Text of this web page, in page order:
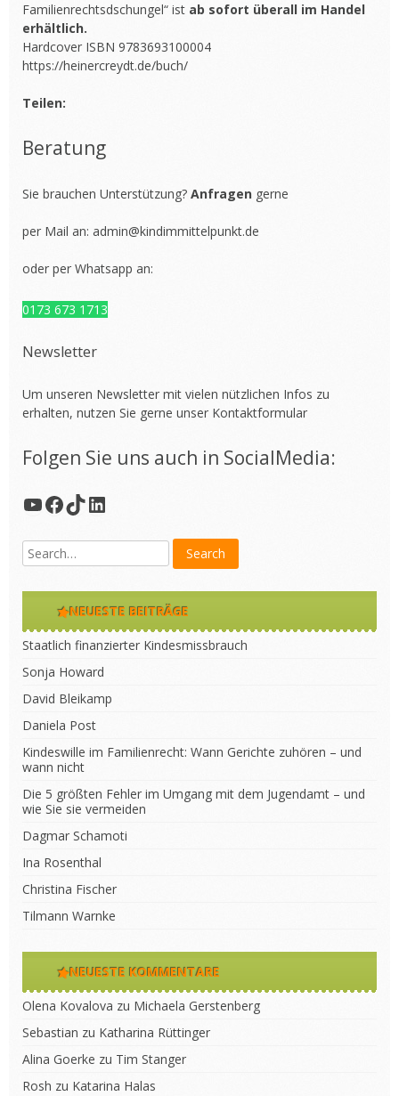
Familienrechtsdschungel“ ist ab sofort überall im Handel
erhältlich.
Hardcover ISBN 9783693100004
https://heinercreydt.de/buch/
Teilen:
Beratung
Sie brauchen Unterstützung? Anfragen gerne
per Mail an: admin@kindimmittelpunkt.de
oder per Whatsapp an:
0173 673 1713
Newsletter
Um unseren Newsletter mit vielen nützlichen Infos zu
erhalten, nutzen Sie gerne unser Kontaktformular
Folgen Sie uns auch in SocialMedia:
YouTube
Facebook
TikTok
LinkedIn
NEUESTE BEITRÄGE
Staatlich finanzierter Kindesmissbrauch
Sonja Howard
David Bleikamp
Daniela Post
Kindeswille im Familienrecht: Wann Gerichte zuhören – und
wann nicht
Die 5 größten Fehler im Umgang mit dem Jugendamt – und
wie Sie sie vermeiden
Dagmar Schamoti
Ina Rosenthal
Christina Fischer
Tilmann Warnke
NEUESTE KOMMENTARE
Olena Kovalova zu Michaela Gerstenberg
Sebastian zu Katharina Rüttinger
Alina Goerke zu Tim Stanger
Rosh zu Katarina Halas